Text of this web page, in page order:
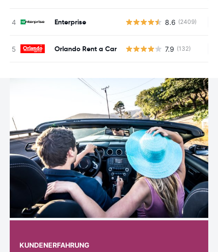
Enterprise 8.6 (2409)
Orlando Rent a Car 7.9 (132)
KUNDENERFAHRUNG